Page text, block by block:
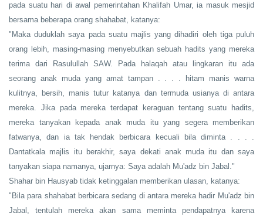
pada suatu hari di awal pemerintahan Khalifah Umar, ia masuk mesjid
bersama beberapa orang shahabat, katanya:
"Maka duduklah saya pada suatu majlis yang dihadiri oleh tiga puluh
orang lebih, masing-masing menyebutkan sebuah hadits yang mereka
terima dari Rasulullah SAW. Pada halaqah atau lingkaran itu ada
seorang anak muda yang amat tampan . . . . hitam manis warna
kulitnya, bersih, manis tutur katanya dan termuda usianya di antara
mereka. Jika pada mereka terdapat keraguan tentang suatu hadits,
mereka tanyakan kepada anak muda itu yang segera memberikan
fatwanya, dan ia tak hendak berbicara kecuali bila diminta . . . .
Dantatkala majlis itu berakhir, saya dekati anak muda itu dan saya
tanyakan siapa namanya, ujarnya: Saya adalah Mu'adz bin Jabal."
Shahar bin Hausyab tidak ketinggalan memberikan ulasan, katanya:
"Bila para shahabat berbicara sedang di antara mereka hadir Mu'adz bin
Jabal, tentulah mereka akan sama meminta pendapatnya karena